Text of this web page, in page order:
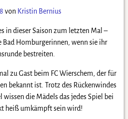
von Kristin Bernius
in dieser Saison zum letzten Mal –
Bad Homburgerinnen, wenn sie ihr
bestreiten.
zu Gast beim FC Wierschem, der für
bekannt ist. Trotz des Rückenwindes
die Mädels das jedes Spiel bei
heiß umkämpft sein wird!